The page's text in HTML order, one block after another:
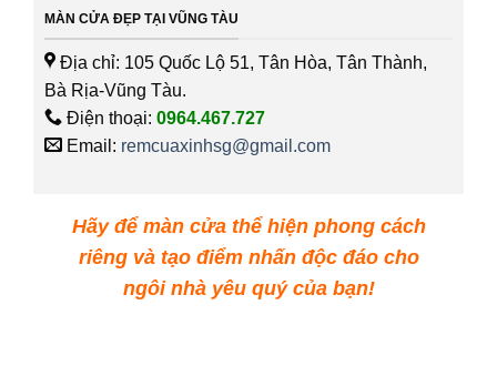
MÀN CỬA ĐẸP TẠI VŨNG TÀU
Địa chỉ: 105 Quốc Lộ 51, Tân Hòa, Tân Thành,
Bà Rịa-Vũng Tàu.
Điện thoại: 0964.467.727
Email: remcuaxinhsg@gmail.com
Hãy để màn cửa thể hiện phong cách
riêng và tạo điểm nhấn độc đáo cho
ngôi nhà yêu quý của bạn!